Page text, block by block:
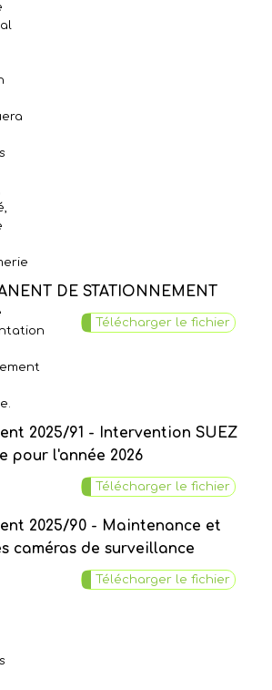
DE STATIONNEMENT
Télécharger le fichier
2025/91 - Intervention SUEZ
pour l'année 2026
Télécharger le fichier
2025/90 - Maintenance et
caméras de surveillance
Télécharger le fichier